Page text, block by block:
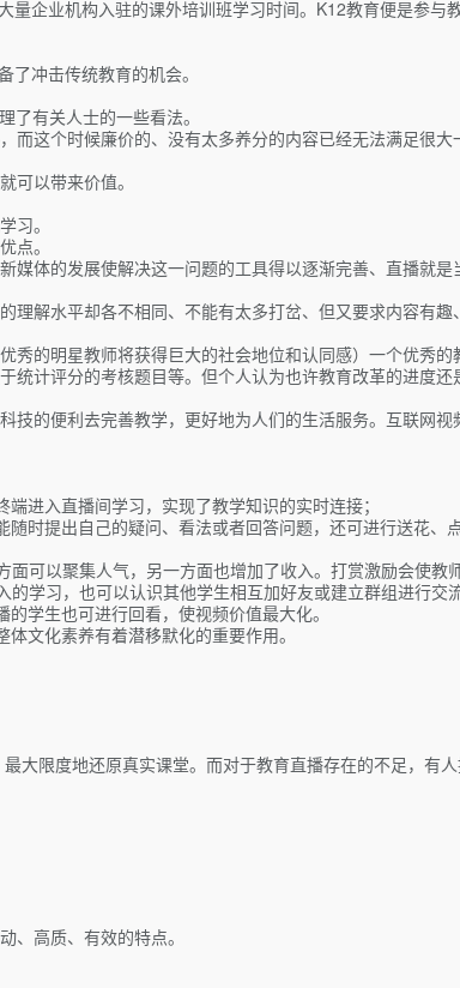
企业机构入驻的课外培训班学习时间。K12教育便是参与
冲击传统教育的机会。
有关人士的一些看法。
这个时候廉价的、没有太多养分的内容已经无法满足很
可以带来价值。
习。
点。
体的发展使解决这一问题的工具得以逐渐完善、直播就
解水平却各不相同、不能有太多打岔、但又要求内容有
的明星教师将获得巨大的社会地位和认同感）一个优秀
计评分的考核题目等。但个人认为也许教育改革的进度
的便利去完善教学，更好地为人们的生活服务。互联网
进入直播间学习，实现了教学知识的实时连接；
时提出自己的疑问、看法或者回答问题，还可进行送花
可以聚集人气，另一方面也增加了收入。打赏激励会使教
学习，也可以认识其他学生相互加好友或建立群组进行交流
学生也可进行回看，使视频价值最大化。
文化素养有着潜移默化的重要作用。
大限度地还原真实课堂。而对于教育直播存在的不足，有
、高质、有效的特点。